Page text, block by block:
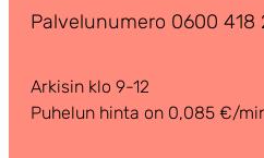
Palvelunumero 0600 418
Arkisin klo 9-12
Puhelun hinta on 0,085 €/